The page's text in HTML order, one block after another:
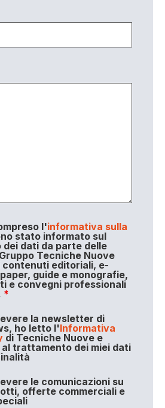
l'informativa sulla
stato informato sul
dati da parte delle
Tecniche Nuove
contenuti editoriali, e-
guide e monografie,
e convegni professionali
*
la newsletter di
ho letto l'Informativa
di Tecniche Nuove e
trattamento dei miei dati
le comunicazioni su
offerte commerciali e